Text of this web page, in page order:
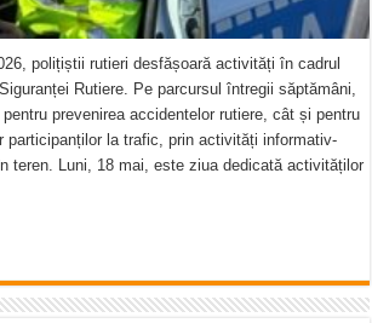
polițiștii rutieri desfășoară activități în cadrul
Rutiere. Pe parcursul întregii săptămâni,
prevenirea accidentelor rutiere, cât și pentru
participanților la trafic, prin activități informativ-
teren. Luni, 18 mai, este ziua dedicată activităților